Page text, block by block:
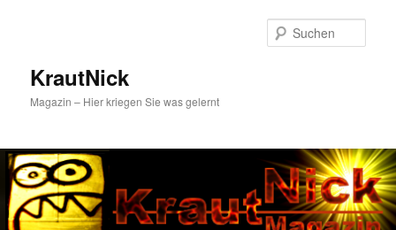
KrautNick
Magazin – Hier kriegen Sie was gelernt